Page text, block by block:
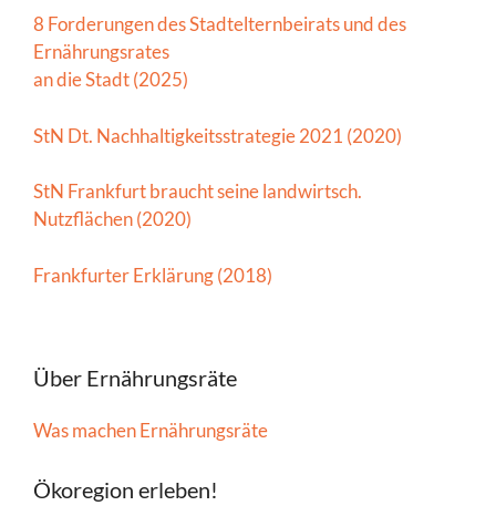
8 Forderungen des Stadtelternbeirats und des
Ernährungsrates
an die Stadt (2025)
StN Dt. Nachhaltigkeitsstrategie 2021 (2020)
StN Frankfurt braucht seine landwirtsch.
Nutzflächen (2020)
Frankfurter Erklärung (2018)
Über Ernährungsräte
Was machen Ernährungsräte
Ökoregion erleben!